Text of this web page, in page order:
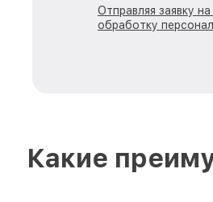
Отправляя заявку
обработку
Какие